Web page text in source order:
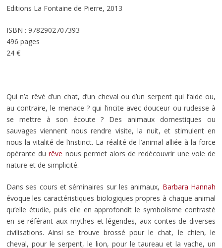
Editions La Fontaine de Pierre, 2013
ISBN : 9782902707393
496 pages
24 €
Qui n’a rêvé d’un chat, d’un cheval ou d’un serpent qui l’aide ou,
au contraire, le menace ? qui l’incite avec douceur ou rudesse à
se mettre à son écoute ? Des animaux domestiques ou
sauvages viennent nous rendre visite, la nuit, et stimulent en
nous la vitalité de l’instinct. La réalité de l’animal alliée à la force
opérante durêve nous permet alors de redécouvrir une voie de
nature et de simplicité.
Dans ses cours et séminaires sur les animaux, Barbara Hannah
évoque les caractéristiques biologiques propres à chaque animal
qu’elle étudie, puis elle en approfondit le symbolisme contrasté
en se référant aux mythes et légendes, aux contes de diverses
civilisations. Ainsi se trouve brossé pour le chat, le chien, le
cheval, pour le serpent, le lion, pour le taureau et la vache, un